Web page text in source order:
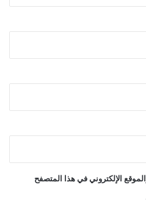
الإلكتروني في هذا المتصفح